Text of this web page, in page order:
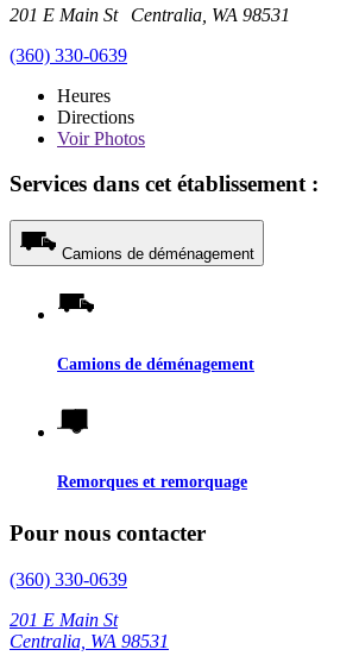
201 E Main St Centralia, WA 98531
(360) 330-0639
Heures
Directions
VoirPhotos
Services dans cet établissement :
Camions de déménagement
Camions de déménagement
Remorques et remorquage
Pour nous contacter
(360) 330-0639
201 E Main St
Centralia, WA 98531